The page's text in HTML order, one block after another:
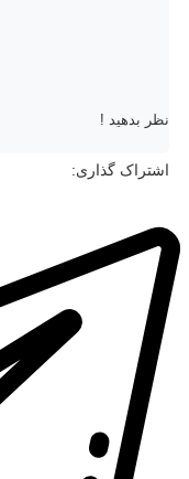
نظر بدهید !
اشتراک گذاری: